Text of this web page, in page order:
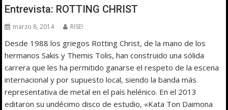
Entrevista: ROTTING CHRIST
marzo 8, 2014 RISE!
Desde 1988 los griegos Rotting Christ, de la mano de los
hermanos Sakis y Themis Tolis, han construido una sólida
carrera que les ha permitido ganarse el respeto de la escena
internacional y por supuesto local, siendo la banda más
representativa de metal en el país helénico. En el 2013
editaron su undécimo disco de estudio, «Kata Ton Daimona